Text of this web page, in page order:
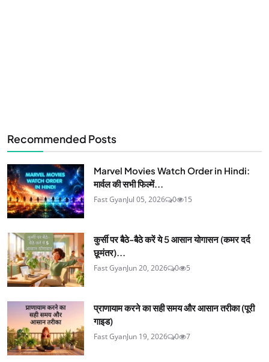
Recommended Posts
Marvel Movies Watch Order in Hindi:
मार्वल की सभी फिल्में...
Fast GyanJul 05, 2026 0 15
कुर्सी पर बैठे-बैठे करें ये 5 आसान योगासन (कमर दर्द
छूमंतर)...
Fast GyanJun 20, 2026 0 5
प्राणायाम करने का सही समय और आसान तरीका (पूरी
गाइड)
Fast GyanJun 19, 2026 0 7